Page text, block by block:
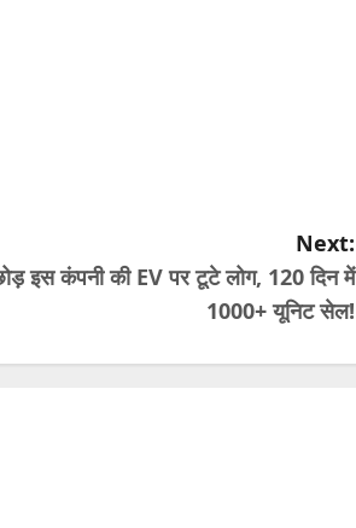
Next:
इस कंपनी की EV पर टूटे लोग, 120 दिन में
1000+ यूनिट सेल!